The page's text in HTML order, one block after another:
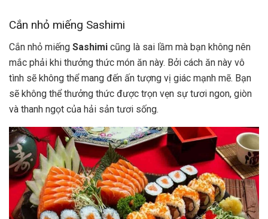
Cắn nhỏ miếng Sashimi
Cắn nhỏ miếng Sashimi cũng là sai lầm mà bạn không nên
mắc phải khi thưởng thức món ăn này. Bởi cách ăn này vô
tình sẽ không thể mang đến ấn tượng vị giác mạnh mẽ. Bạn
sẽ không thể thưởng thức được trọn vẹn sự tươi ngon, giòn
và thanh ngọt của hải sản tươi sống.